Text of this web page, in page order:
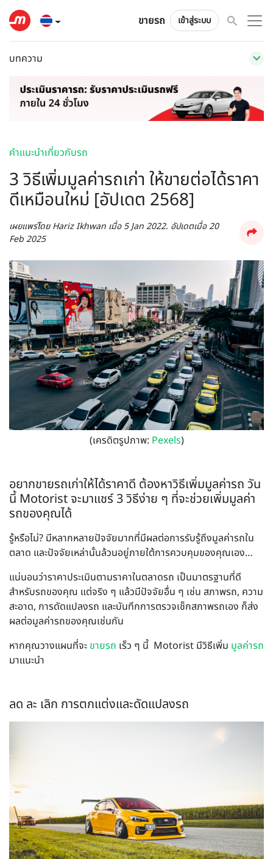
ขายรถ เข้าสู่ระบบ
บทความ
คำแนะนำเกี่ยวกับรถ
3 วิธีเพิ่มมูลค่ารถเก่า ให้ขายต่อได้ราคา
ดีเหมือนใหม่ [อัปเดต 2568]
เผยแพร่โดยHariz Ikhwan เมื่อ5 Jan 2022. อัปเดตเมื่อ20
Feb 2025
(เครดิตรูปภาพ: Pexels)
อยากขายรถเก่าให้ได้ราคาดี ต้องหาวิธีเพิ่มมูลค่ารถ วัน
นี้ Motorist จะมาแชร์ 3 วิธีง่าย ๆ ที่จะช่วยเพิ่มมูลค่า
รถของคุณได้
รู้หรือไม่? มีหลากหลายปัจจัยมากที่มีผลต่อการรับรู้ถึงมูลค่ารถใน
ตลาด และปัจจัยเหล่านั้นล้วนอยู่ภายใต้การควบคุมของคุณเอง…
แน่นอนว่าราคาประเมินตามราคาในตลาดรถ เป็นมาตรฐานที่ดี
สำหรับรถของคุณ แต่จริง ๆ แล้วมีปัจจัยอื่น ๆ เช่น สภาพรถ, ความ
สะอาด, การดัดแปลงรถ และบันทึกการตรวจเช็กสภาพรถเอง ก็ส่ง
ผลต่อมูลค่ารถของคุณเช่นกัน
หากคุณวางแผนที่จะ ขายรถ เร็ว ๆ นี้ Motorist มีวิธีเพิ่ม มูลค่ารถ
มาแนะนำ
ลด ละ เลิก การตกแต่งและดัดแปลงรถ